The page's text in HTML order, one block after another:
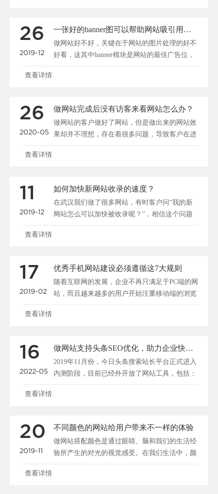
26
2019-12
一张好的banner图可以帮助网站吸引用户、促进转化
做网站好不好，关键在于网站的图片处理的好不
好看，这其中banner模块是网站的最佳广告位，
一张好的b......
查看详情
26
2020-05
做网站完成后没有访客来看网站怎么办？
做网站的客户做好了网站，但是做出来的网站效
果却并不理想，存在着很多问题，导致客户在进
入网站后停留很短......
查看详情
11
2019-12
如何加快新网站收录的速度？
在武汉我们做了很多网站，有时客户问“我的新
网站怎么可以加快被收录呢？”，相信这个问题
大家都很关心，所......
查看详情
17
2019-02
优秀手机网站建设必须遵循这7大规则
随着互联网的发展，企业不再只满足于PC端的网
站，而且越来越多的用户开始注重移动端的浏览
和搜索，所以说......
查看详情
16
2022-05
做网站支持头条SEO优化，助力企业快速布局移动端全网搜索
2019年11月份，今日头条搜索站长平台正式进入
内测阶段，目前已经外开放了网站工具，包括：
站点管理、......
查看详情
20
2019-11
不同颜色的网站给用户带来不一样的体验
做网站搭配颜色是通过眼睛、脑和我们的生活经
验所产生的对光的视觉感受。在我们生活中，颜
色和人的情绪是密......
查看详情